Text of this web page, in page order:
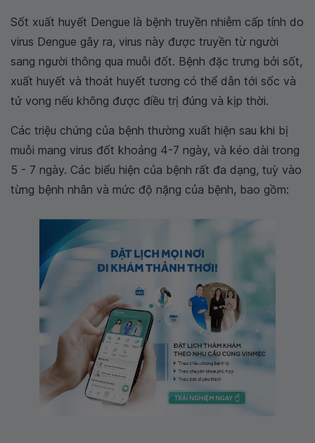
Sốt xuất huyết Dengue là bệnh truyền nhiễm cấp tính do
virus Dengue gây ra, virus này được truyền từ người
sang người thông qua muỗi đốt. Bệnh đặc trưng bởi sốt,
xuất huyết và thoát huyết tương có thể dẫn tới sốc và
tử vong nếu không được điều trị đúng và kịp thời.
Các triệu chứng của bệnh thường xuất hiện sau khi bị
muỗi mang virus đốt khoảng 4-7 ngày, và kéo dài trong
5 - 7 ngày. Các biểu hiện của bệnh rất đa dạng, tuỳ vào
từng bệnh nhân và mức độ nặng của bệnh, bao gồm: